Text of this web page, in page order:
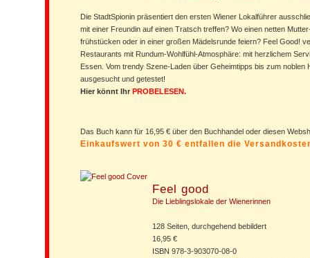
Die StadtSpionin präsentiert den ersten Wiener Lokalführer
mit einer Freundin auf einen Tratsch treffen? Wo einen netten
frühstücken oder in einer großen Mädelsrunde feiern? Feel Good!
Restaurants mit Rundum-Wohlfühl-Atmosphäre: mit herzlichem
Essen. Vom trendy Szene-Laden über Geheimtipps bis zum noblen
ausgesucht und getestet!
Hier könnt Ihr PROBELESEN.
Das Buch kann für 16,95 € über den Buchhandel oder diesen
Einkaufswert von 30 € entfallen die
Feel good
Die Lieblingslokale der Wienerinnen
128 Seiten, durchgehend bebildert
16,95 €
ISBN 978-3-903070-08-0